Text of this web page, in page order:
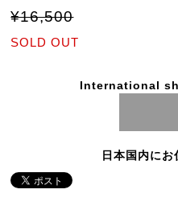
¥16,500
SOLD OUT
International
日本国内に